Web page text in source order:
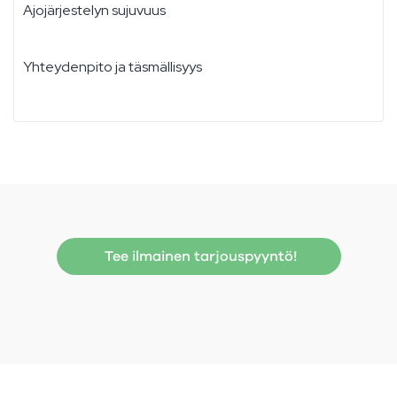
Ajojärjestelyn sujuvuus
Yhteydenpito ja täsmällisyys
Tee ilmainen tarjouspyyntö!